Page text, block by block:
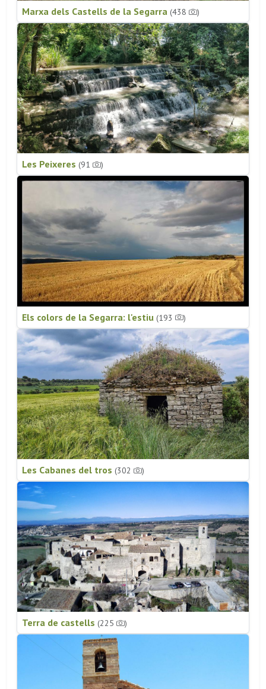
Marxa dels Castells de la Segarra (438 )
Les Peixeres (91 )
Els colors de la Segarra: l'estiu (193 )
Les Cabanes del tros (302 )
Terra de castells (225 )